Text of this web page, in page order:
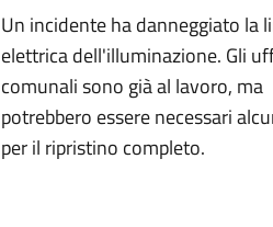
Un incidente ha danneggiato la
elettrica dell'illuminazione. Gli
comunali sono già al lavoro, ma
potrebbero essere necessari
per il ripristino completo.